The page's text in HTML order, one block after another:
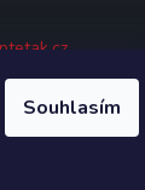
Souhlasím
.